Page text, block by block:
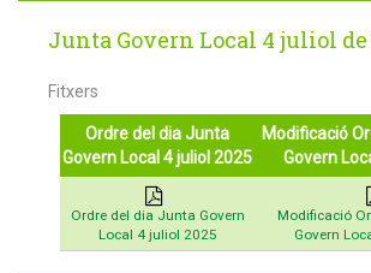
Junta Govern Local 4 juliol de
Fitxers
Ordre del dia Junta
Govern Local 4 juliol 2025
Modificació
Govern
Ordre del dia Junta Govern
Local 4 juliol 2025
Modificació
Govern